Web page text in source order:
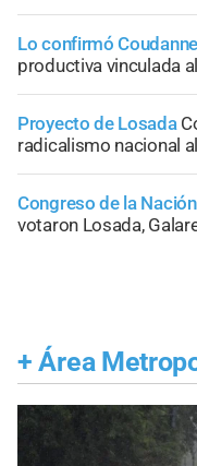
Lo confirmó
productiva vinculada
Proyecto de Losada
radicalismo nacional
Congreso de la Nación
votaron Losada,
+ Área